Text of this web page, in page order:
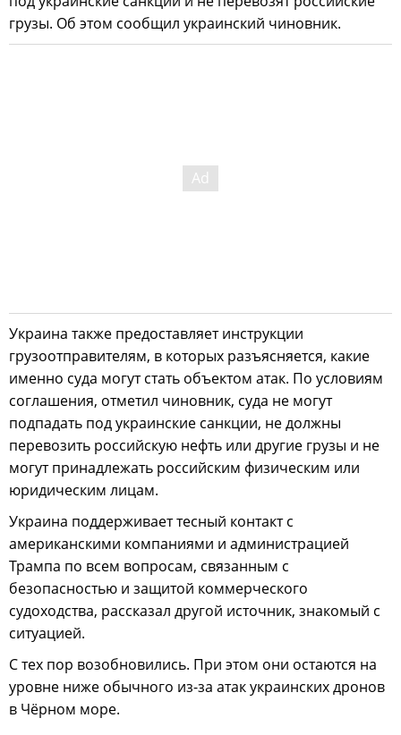
грузы. Об этом сообщил украинский чиновник.
Украина также предоставляет инструкции
грузоотправителям, в которых разъясняется, какие
именно суда могут стать объектом атак. По условиям
соглашения, отметил чиновник, суда не могут
подпадать под украинские санкции, не должны
перевозить российскую нефть или другие грузы и не
могут принадлежать российским физическим или
юридическим лицам.
Украина поддерживает тесный контакт с
американскими компаниями и администрацией
Трампа по всем вопросам, связанным с
безопасностью и защитой коммерческого
судоходства, рассказал другой источник, знакомый с
ситуацией.
С тех пор возобновились. При этом они остаются на
уровне ниже обычного из-за атак украинских дронов
в Чёрном море.